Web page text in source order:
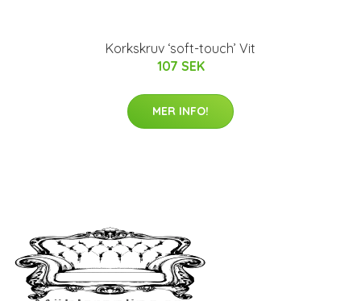
Korkskruv ‘soft-touch’ Vit
107 SEK
MER INFO!